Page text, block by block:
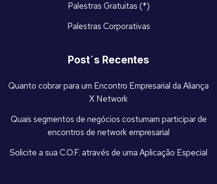
Palestras Gratuitas (*)
Palestras Corporativas
Post´s Recentes
Quanto cobrar para um Encontro Empresarial da Aliança
X Network
Quais segmentos de negócios costumam participar de
encontros de network empresarial
Solicite a sua C.O.F. através de uma Aplicação Especial